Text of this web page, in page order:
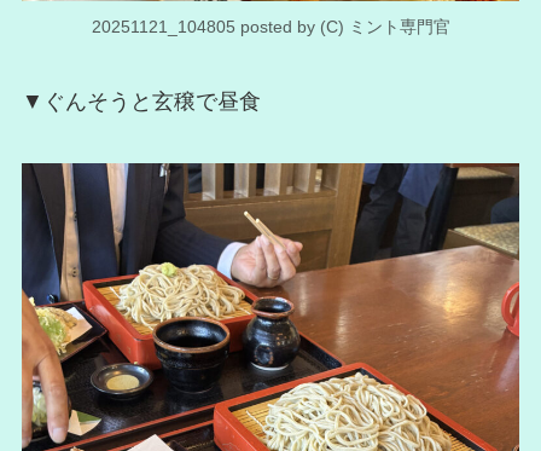
20251121_104805 posted by (C) ミント専門官
▼ぐんそうと玄穣で昼食